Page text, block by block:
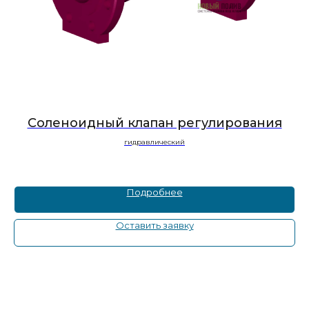
Соленоидный клапан регулирования
гидравлический
Подробнее
Оставить заявку